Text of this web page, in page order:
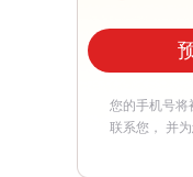
您的手机号将
联系您， 并